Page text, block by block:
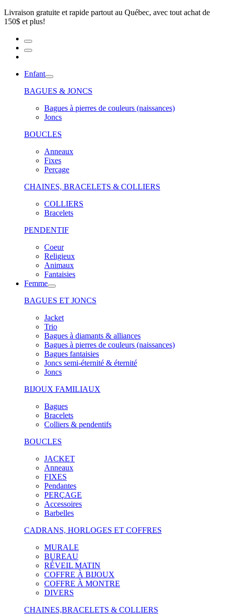
Livraison gratuite et rapide partout au Québec, avec tout achat de
150$ et plus!
Enfant
BAGUES & JONCS
Bagues à pierres de couleurs (naissances)
Joncs
BOUCLES
Anneaux
Fixes
Perçage
CHAINES, BRACELETS & COLLIERS
COLLIERS
Bracelets
PENDENTIF
Coeur
Religieux
Animaux
Fantaisies
Femme
BAGUES ET JONCS
Jacket
Trio
Bagues à diamants & alliances
Bagues à pierres de couleurs (naissances)
Bagues fantaisies
Joncs semi-éternité & éternité
Joncs
BIJOUX FAMILIAUX
Bagues
Bracelets
Colliers & pendentifs
BOUCLES
JACKET
Anneaux
FIXES
Pendantes
PERÇAGE
Accessoires
Barbelles
CADRANS, HORLOGES ET COFFRES
MURALE
BUREAU
RÉVEIL MATIN
COFFRE À BIJOUX
COFFRE À MONTRE
DIVERS
CHAINES,BRACELETS & COLLIERS